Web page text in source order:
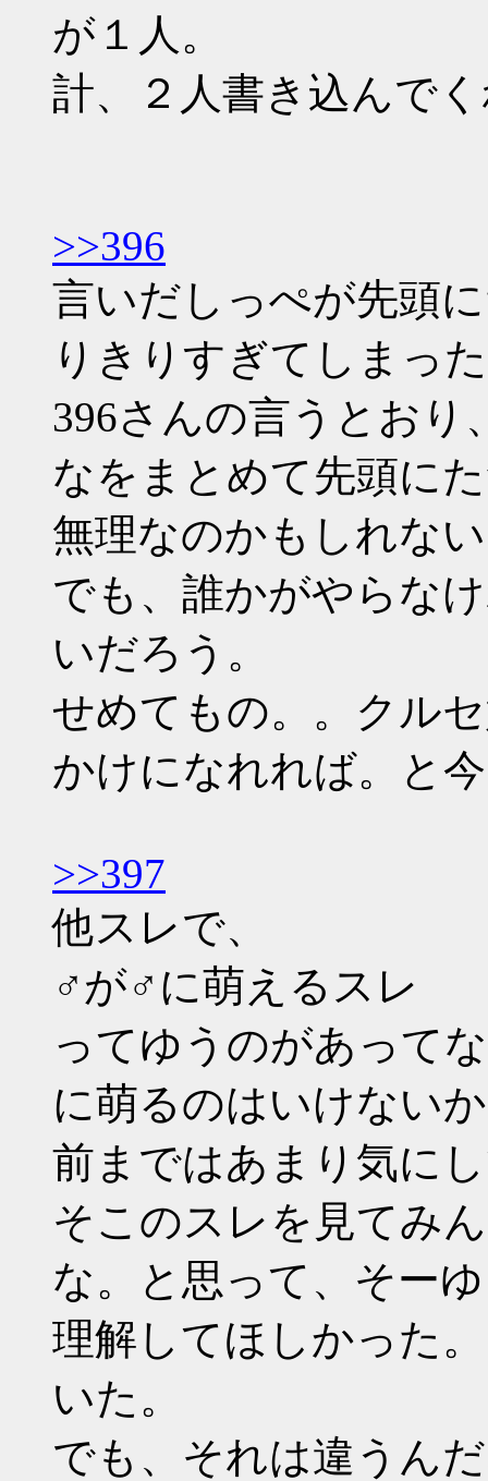
が１人。
計、２人書き込んで
>>396
言いだしっぺが先頭
りきりすぎてしまっ
396さんの言うとおり
なをまとめて先頭に
無理なのかもしれな
でも、誰かがやらな
いだろう。
せめてもの。。クル
かけになれれば。と
>>397
他スレで、
♂が♂に萌えるスレ
ってゆうのがあって
に萌るのはいけない
前まではあまり気に
そこのスレを見てみ
な。と思って、そー
理解してほしかった
いた。
でも、それは違うん